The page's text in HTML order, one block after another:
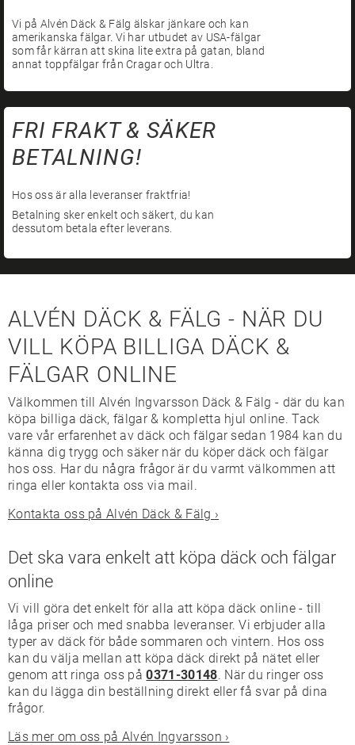
Vi på Alvén Däck & Fälg älskar jänkare och kan
amerikanska fälgar. Vi har utbudet av USA-fälgar
som får kärran att skina lite extra på gatan, bland
annat toppfälgar från Cragar och Ultra.
FRI FRAKT & SÄKER
BETALNING!
Hos oss är alla leveranser fraktfria!
Betalning sker enkelt och säkert, du kan
dessutom betala efter leverans.
ALVÉN DÄCK & FÄLG - NÄR DU
VILL KÖPA BILLIGA DÄCK &
FÄLGAR ONLINE
Välkommen till Alvén Ingvarsson Däck & Fälg - där du kan
köpa billiga däck, fälgar & kompletta hjul online. Tack
vare vår erfarenhet av däck och fälgar sedan 1984 kan du
känna dig trygg och säker när du köper däck och fälgar
hos oss. Har du några frågor är du varmt välkommen att
ringa eller kontakta oss via mail.
Kontakta oss på Alvén Däck & Fälg ›
Det ska vara enkelt att köpa däck och fälgar
online
Vi vill göra det enkelt för alla att köpa däck online - till
låga priser och med snabba leveranser. Vi erbjuder alla
typer av däck för både sommaren och vintern. Hos oss
kan du välja mellan att köpa däck direkt på nätet eller
genom att ringa oss på0371-30148. När du ringer oss
kan du lägga din beställning direkt eller få svar på dina
frågor.
Läs mer om oss på Alvén Ingvarsson ›